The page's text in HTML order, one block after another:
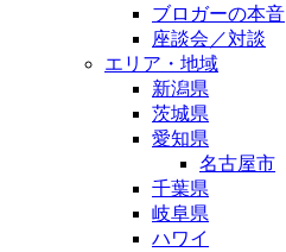
ブロガーの本音
座談会／対談
エリア・地域
新潟県
茨城県
愛知県
名古屋市
千葉県
岐阜県
ハワイ